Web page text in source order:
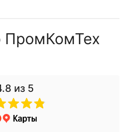
ПромКомТех
из 5